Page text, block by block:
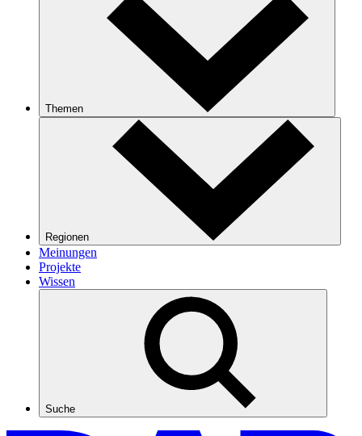
Themen
Regionen
Meinungen
Projekte
Wissen
Suche